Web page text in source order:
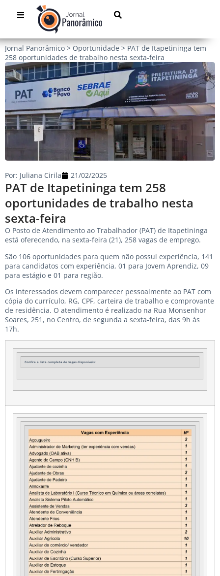
Jornal Panorâmico > Oportunidade > PAT de Itapetininga tem
258 oportunidades de trabalho nesta sexta-feira
PAT de Itapetininga tem 258
oportunidades de trabalho nesta
sexta-feira
Por: Juliana Cirila 21/02/2025
O Posto de Atendimento ao Trabalhador (PAT) de Itapetininga
está oferecendo, na sexta-feira (21), 258 vagas de emprego.
São 106 oportunidades para quem não possui experiência, 141
para candidatos com experiência, 01 para Jovem Aprendiz, 09
para estágio e 01 para região.
Os interessados devem comparecer pessoalmente ao PAT com
cópia do currículo, RG, CPF, carteira de trabalho e comprovante
de residência. O atendimento é realizado na Rua Monsenhor
Soares, 251, no Centro, de segunda a sexta-feira, das 9h às
17h.
Confira a lista completa de vagas disponíveis: